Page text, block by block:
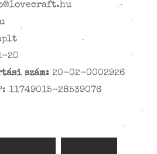
20
szám: 20-02-0002926
11749015-28539076